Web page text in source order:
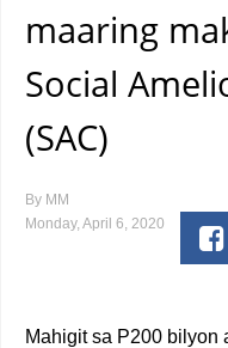
maaring
Social
(SAC)
By MM
Monday, April 6, 2020
Mahigit sa P200 bilyon